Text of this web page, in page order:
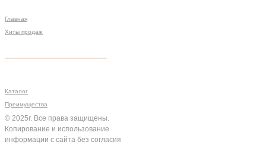
Главная
Хиты продаж
Мы на связи
Каталог
Преимущества
© 2025г. Все права защищены.
Копирование и использование
информации с сайта без согласия